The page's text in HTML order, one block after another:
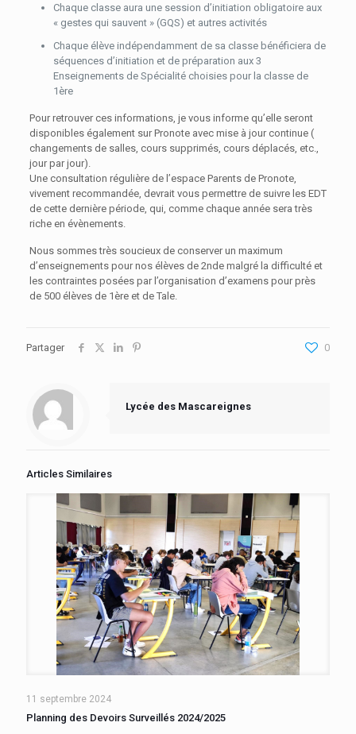
Chaque classe aura une session d’initiation obligatoire aux
« gestes qui sauvent » (GQS) et autres activités
Chaque élève indépendamment de sa classe bénéficiera de
séquences d’initiation et de préparation aux 3
Enseignements de Spécialité choisies pour la classe de
1ère
Pour retrouver ces informations, je vous informe qu’elle seront
disponibles également sur Pronote avec mise à jour continue (
changements de salles, cours supprimés, cours déplacés, etc.,
jour par jour).
Une consultation régulière de l’espace Parents de Pronote,
vivement recommandée, devrait vous permettre de suivre les EDT
de cette dernière période, qui, comme chaque année sera très
riche en évènements.
Nous sommes très soucieux de conserver un maximum
d’enseignements pour nos élèves de 2nde malgré la difficulté et
les contraintes posées par l’organisation d’examens pour près
de 500 élèves de 1ère et de Tale.
Partager 0
Lycée des Mascareignes
Articles Similaires
11 septembre 2024
Planning des Devoirs Surveillés 2024/2025